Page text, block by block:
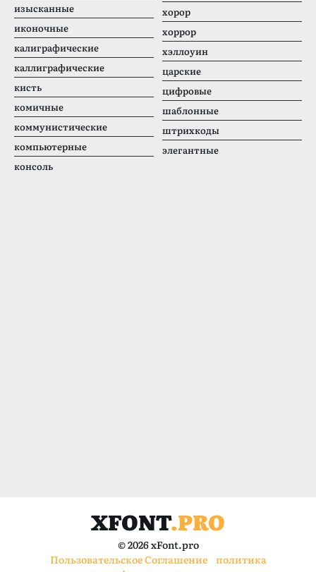
изысканные
иконочные
калиграфические
каллиграфические
кисть
комичные
коммунистические
компьютерные
консоль
хорор
хоррор
хэллоуин
царские
цифровые
шаблонные
штрихкоды
элегантные
XFONT.PRO
© 2026 xFont.pro
Пользовательское Соглашение
политика